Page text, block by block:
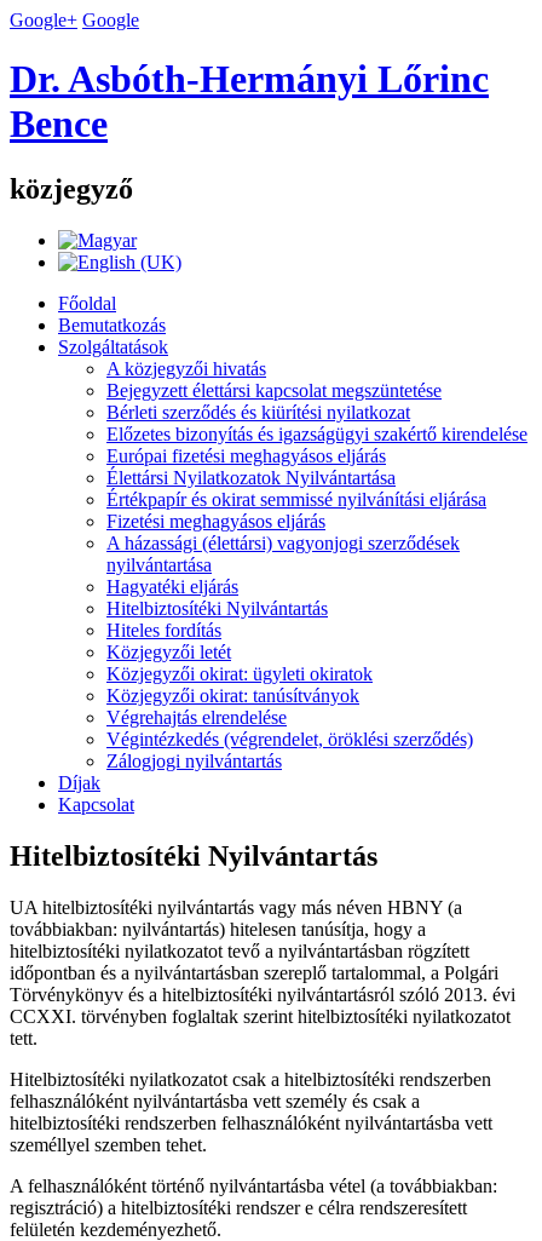
Google+ Google
Dr. Asbóth-Hermányi Lőrinc
Bence
közjegyző
Főoldal
Bemutatkozás
Szolgáltatások
A közjegyzői hivatás
Bejegyzett élettársi kapcsolat megszüntetése
Bérleti szerződés és kiürítési nyilatkozat
Előzetes bizonyítás és igazságügyi szakértő kirendelése
Európai fizetési meghagyásos eljárás
Élettársi Nyilatkozatok Nyilvántartása
Értékpapír és okirat semmissé nyilvánítási eljárása
Fizetési meghagyásos eljárás
A házassági (élettársi) vagyonjogi szerződések
nyilvántartása
Hagyatéki eljárás
Hitelbiztosítéki Nyilvántartás
Hiteles fordítás
Közjegyzői letét
Közjegyzői okirat: ügyleti okiratok
Közjegyzői okirat: tanúsítványok
Végrehajtás elrendelése
Végintézkedés (végrendelet, öröklési szerződés)
Zálogjogi nyilvántartás
Díjak
Kapcsolat
Hitelbiztosítéki Nyilvántartás
UA hitelbiztosítéki nyilvántartás vagy más néven HBNY (a
továbbiakban: nyilvántartás) hitelesen tanúsítja, hogy a
hitelbiztosítéki nyilatkozatot tevő a nyilvántartásban rögzített
időpontban és a nyilvántartásban szereplő tartalommal, a Polgári
Törvénykönyv és a hitelbiztosítéki nyilvántartásról szóló 2013. évi
CCXXI. törvényben foglaltak szerint hitelbiztosítéki nyilatkozatot
tett.
Hitelbiztosítéki nyilatkozatot csak a hitelbiztosítéki rendszerben
felhasználóként nyilvántartásba vett személy és csak a
hitelbiztosítéki rendszerben felhasználóként nyilvántartásba vett
személlyel szemben tehet.
A felhasználóként történő nyilvántartásba vétel (a továbbiakban:
regisztráció) a hitelbiztosítéki rendszer e célra rendszeresített
felületén kezdeményezhető.